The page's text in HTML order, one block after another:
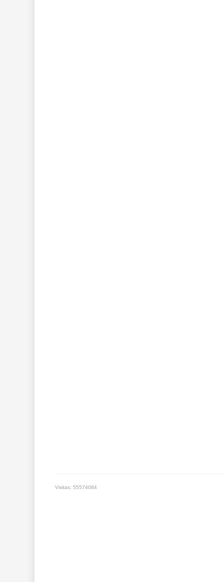
Visitas: 55574084